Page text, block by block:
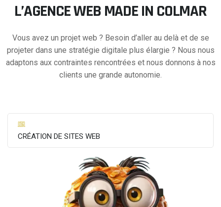
L’AGENCE WEB MADE IN COLMAR
Vous avez un projet web ? Besoin d’aller au delà et de se
projeter dans une stratégie digitale plus élargie ? Nous nous
adaptons aux contraintes rencontrées et nous donnons à nos
clients une grande autonomie.
CRÉATION DE SITES WEB